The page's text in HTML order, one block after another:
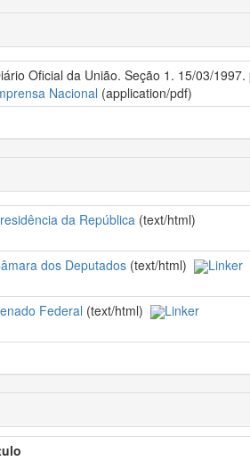
Oficial da União. Seção 1. 15/03/1997.
Nacional (application/pdf)
da República (text/html)
dos Deputados (text/html) Linker
Federal (text/html) Linker